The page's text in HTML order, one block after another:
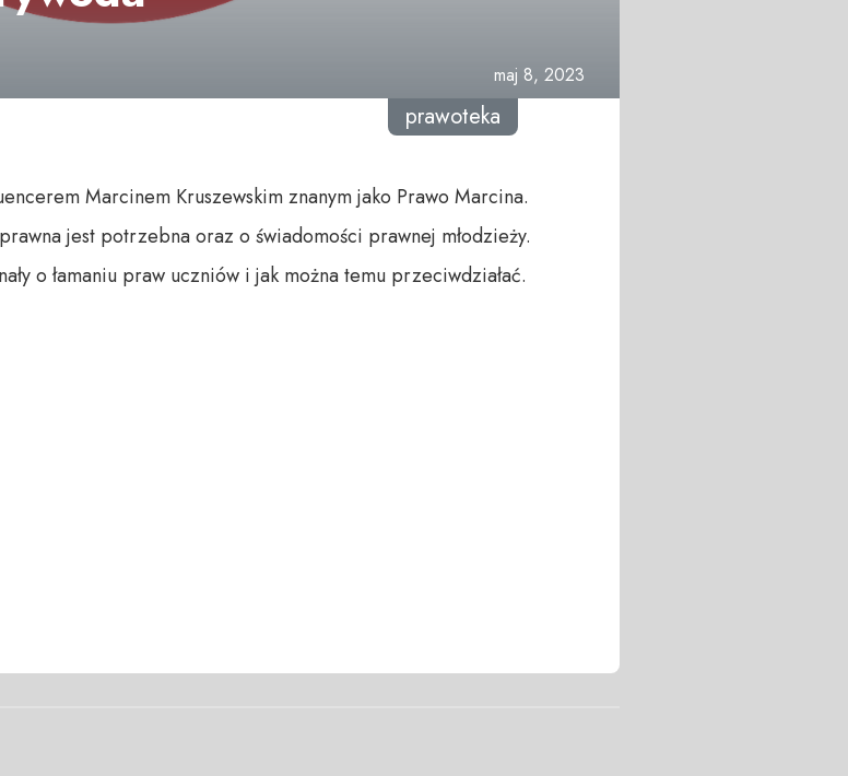
maj 8, 2023
prawoteka
Marcinem Kruszewskim znanym jako Prawo Marcina.
jest potrzebna oraz o świadomości prawnej młodzieży.
o łamaniu praw uczniów i jak można temu przeciwdziałać.